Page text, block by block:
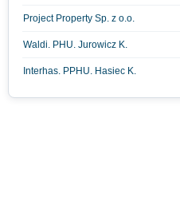
Project Property Sp. z o.o.
Waldi. PHU. Jurowicz K.
Interhas. PPHU. Hasiec K.